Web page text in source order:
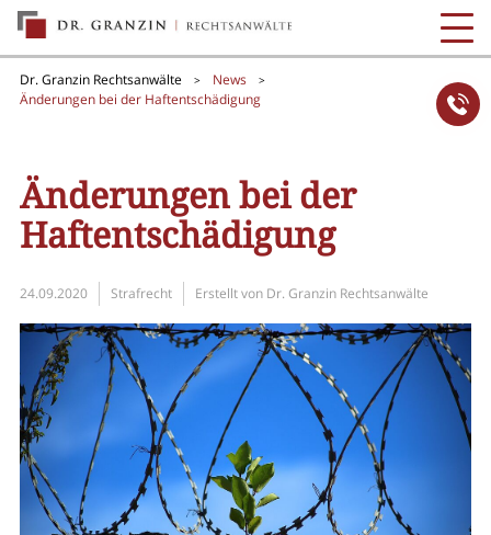
Dr. Granzin Rechtsanwälte > News >
Änderungen bei der Haftentschädigung
Änderungen bei der
Haftentschädigung
24.09.2020 Strafrecht Erstellt von Dr. Granzin Rechtsanwälte